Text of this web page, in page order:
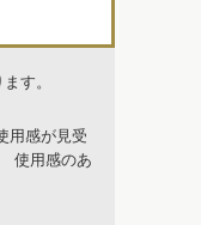
す。
用感が見受
使用感のあ